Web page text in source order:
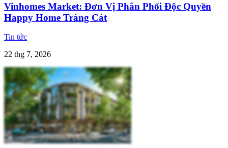
Vinhomes Market: Đơn Vị Phân Phối Độc Quyền
Happy Home Tràng Cát
Tin tức
22 thg 7, 2026